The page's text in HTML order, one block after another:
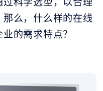
么，什么样的在线
的需求特点？